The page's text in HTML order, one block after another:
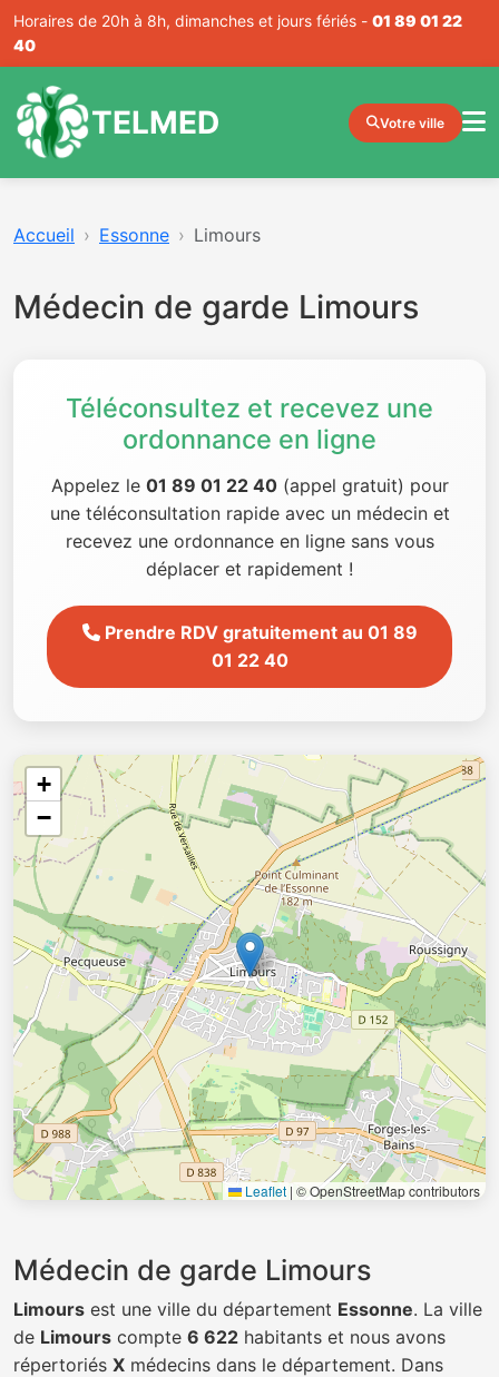
Horaires de 20h à 8h, dimanches et jours fériés - 01 89 01 22
40
TELMED Votre ville
Accueil Essonne Limours
Médecin de garde Limours
Téléconsultez et recevez une
ordonnance en ligne
Appelez le 01 89 01 22 40(appel gratuit) pour
une téléconsultation rapide avec un médecin et
recevez une ordonnance en ligne sans vous
déplacer et rapidement !
Prendre RDV gratuitement au 01 89
01 22 40
+
−
Leaflet | © OpenStreetMap contributors
Médecin de garde Limours
Limours est une ville du département Essonne. La ville
de Limours compte 6 622 habitants et nous avons
répertoriés X médecins dans le département. Dans